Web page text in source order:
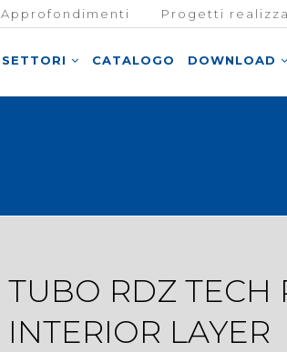
Approfondimenti Progetti
SETTORI CATALOGO DOWNLOAD
TUBO RDZ TECH
INTERIOR LAYER